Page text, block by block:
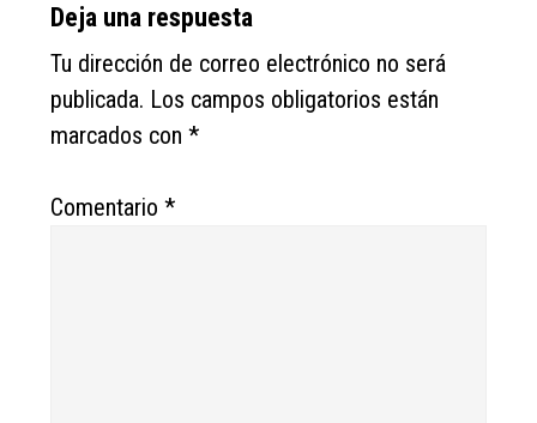
Reader
Interactions
Deja una respuesta
Tu dirección de correo electrónico no será
publicada. Los campos obligatorios están
marcados con*
Comentario*